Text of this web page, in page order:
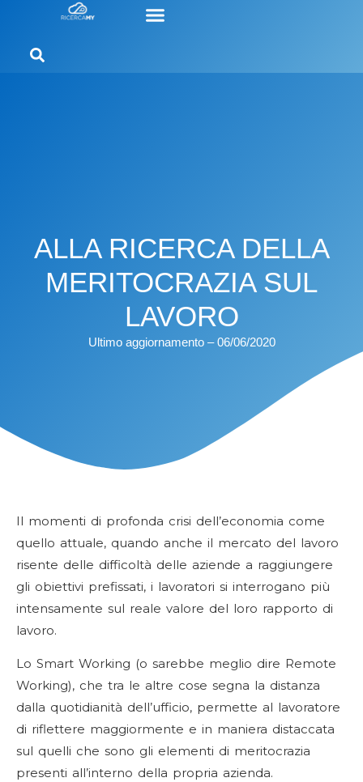
ALLA RICERCA DELLA
MERITOCRAZIA SUL
LAVORO
Ultimo aggiornamento – 06/06/2020
Il momenti di profonda crisi dell’economia come
quello attuale, quando anche il mercato del lavoro
risente delle difficoltà delle aziende a raggiungere
gli obiettivi prefissati, i lavoratori si interrogano più
intensamente sul reale valore del loro rapporto di
lavoro.
Lo Smart Working (o sarebbe meglio dire Remote
Working), che tra le altre cose segna la distanza
dalla quotidianità dell’ufficio, permette al lavoratore
di riflettere maggiormente e in maniera distaccata
sul quelli che sono gli elementi di meritocrazia
presenti all’interno della propria azienda.